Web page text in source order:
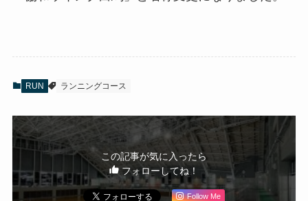
RUN ランニングコース
この記事が気に入ったら
フォローしてね！
Follow Me